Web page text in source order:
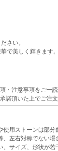
さい。
で美しく輝きます。
・注意事項をご一読
諾頂いた上でご注文
用ストーンは部分
左右対称でない場
サイズ、形状が若